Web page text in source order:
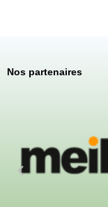
Nos partenaires